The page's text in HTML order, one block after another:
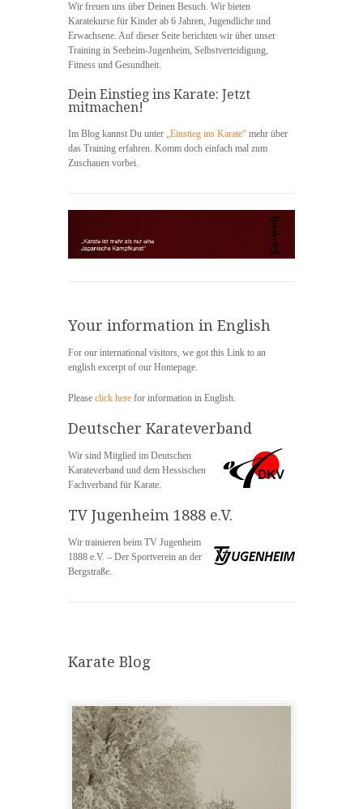
Wir freuen uns über Deinen Besuch. Wir bieten
Karatekurse für Kinder ab 6 Jahren, Jugendliche und
Erwachsene. Auf dieser Seite berichten wir über unser
Training in Seeheim-Jugenheim, Selbstverteidigung,
Fitness und Gesundheit.
Dein Einstieg ins Karate: Jetzt
mitmachen!
Im Blog kannst Du unter „Einstieg ins Karate“ mehr über
das Training erfahren. Komm doch einfach mal zum
Zuschauen vorbei.
Your information in English
For our international visitors, we got this Link to an
english excerpt of our Homepage.
Please click here for information in English.
Deutscher Karateverband
Wir sind Mitglied im Deutschen
Karateverband und dem Hessischen
Fachverband für Karate.
TV Jugenheim 1888 e.V.
Wir trainieren beim TV Jugenheim
1888 e.V. – Der Sportverein an der
Bergstraße.
Karate Blog